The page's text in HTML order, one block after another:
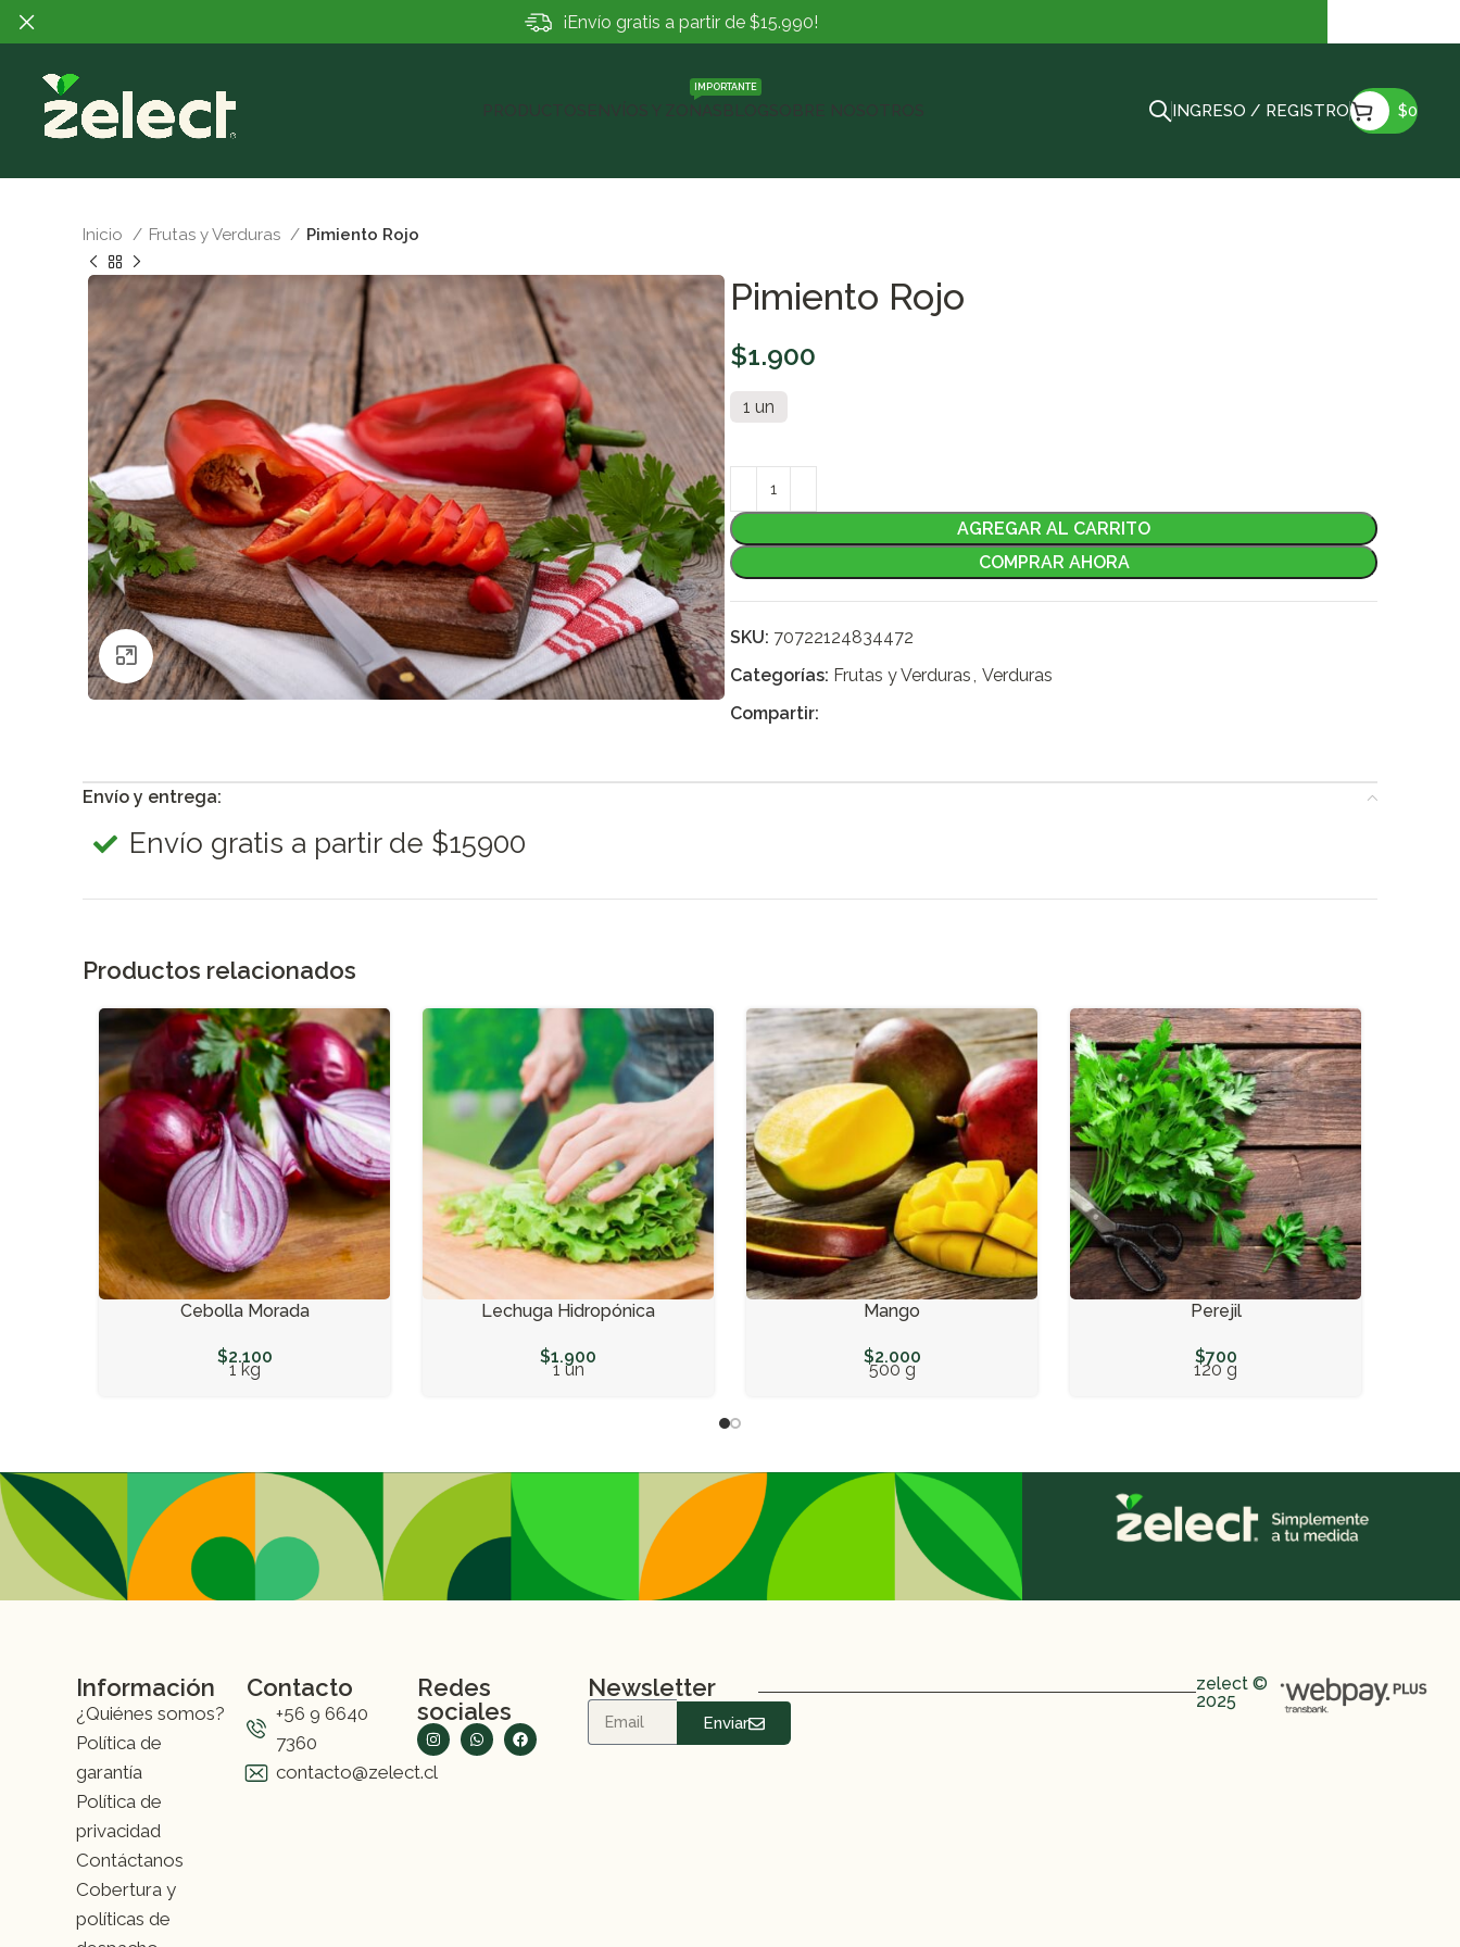
PRODUCTOS ENVÍOS Y ZONAS
IMPORTANTE
BLOG SOBRE NOSOTROS INGRESO / REGISTRO $0
Inicio Frutas y Verduras Pimiento Rojo
Clic para ampliar
Pimiento Rojo
$1.900
1 un
AGREGAR AL CARRITO
COMPRAR AHORA
SKU: 70722124834472
Categorías: Frutas y Verduras, Verduras
Compartir:
Envío y entrega:
Envío gratis a partir de $15900
Productos relacionados
Cebolla Morada
$2.100
1 kg
Lechuga Hidropónica
$1.900
1 un
Mango
$2.000
500 g
Perejil
$700
120 g
Información
¿Quiénes somos?
Política de
garantía
Política de
privacidad
Contáctanos
Cobertura y
políticas de
Contacto
+56 9 6640
7360
contacto@zelect.cl
Redes
sociales
Newsletter
Enviar
zelect ©
2025
¡Envío gratis a partir de $15.990!